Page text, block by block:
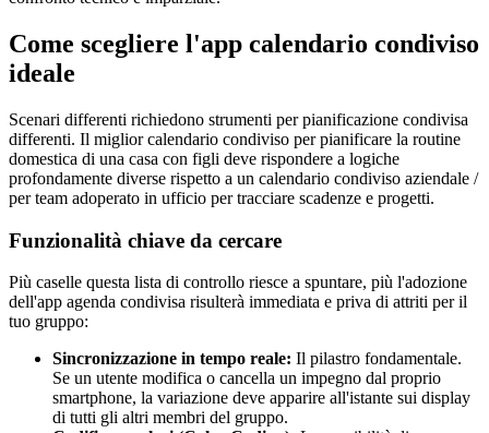
Come scegliere l'app calendario condiviso
ideale
Scenari differenti richiedono strumenti per pianificazione condivisa
differenti. Il miglior calendario condiviso per pianificare la routine
domestica di una casa con figli deve rispondere a logiche
profondamente diverse rispetto a un calendario condiviso aziendale /
per team adoperato in ufficio per tracciare scadenze e progetti.
Funzionalità chiave da cercare
Più caselle questa lista di controllo riesce a spuntare, più l'adozione
dell'app agenda condivisa risulterà immediata e priva di attriti per il
tuo gruppo:
Sincronizzazione in tempo reale: Il pilastro fondamentale.
Se un utente modifica o cancella un impegno dal proprio
smartphone, la variazione deve apparire all'istante sui display
di tutti gli altri membri del gruppo.